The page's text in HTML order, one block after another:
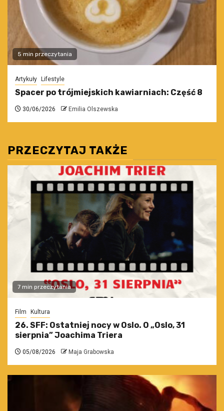
5 min przeczytania
Artykuły Lifestyle
Spacer po trójmiejskich kawiarniach: Część 8
30/06/2026 Emilia Olszewska
PRZECZYTAJ TAKŻE
7 min przeczytania
Film Kultura
26. SFF: Ostatniej nocy w Oslo. O „Oslo, 31
sierpnia” Joachima Triera
05/08/2026 Maja Grabowska